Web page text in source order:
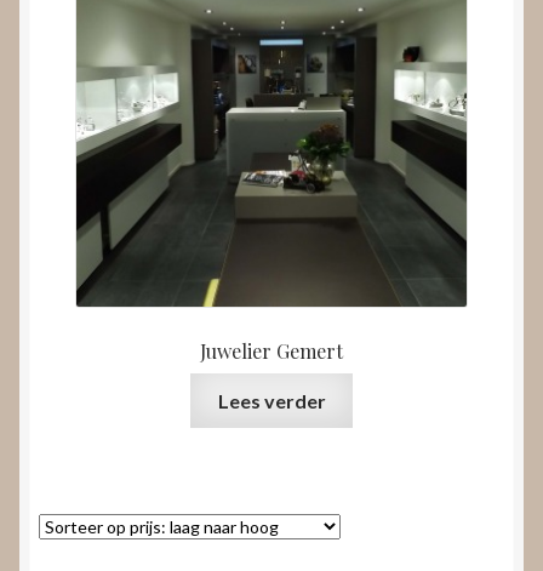
Juwelier Gemert
Lees verder